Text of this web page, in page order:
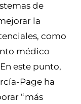
de
la
como
médico
este punto,
Page ha
“más